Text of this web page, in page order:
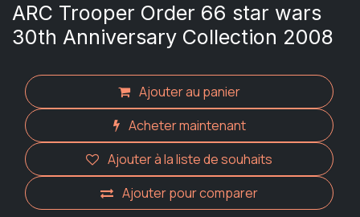
ARC Trooper Order 66 star wars
30th Anniversary Collection 2008
Ajouter au panier
Acheter maintenant
Ajouter pour comparer
Ajouter à la liste de souhaits